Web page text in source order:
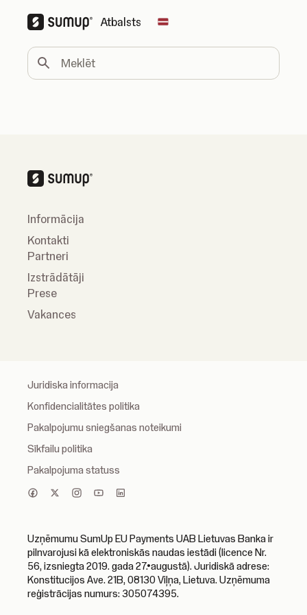
Atbalsts Change country
Meklēt
Informācija
Kontakti
Partneri
Izstrādātāji
Prese
Vakances
Juridiska informacija
Konfidencialitātes politika
Pakalpojumu sniegšanas noteikumi
Sīkfailu politika
Pakalpojuma statuss
Uzņēmumu SumUp EU Payments UAB Lietuvas Banka ir
pilnvarojusi kā elektroniskās naudas iestādi (licence Nr.
56, izsniegta 2019. gada 27.•augustā). Juridiskā adrese:
Konstitucijos Ave. 21B, 08130 Viļņa, Lietuva. Uzņēmuma
reģistrācijas numurs: 305074395.